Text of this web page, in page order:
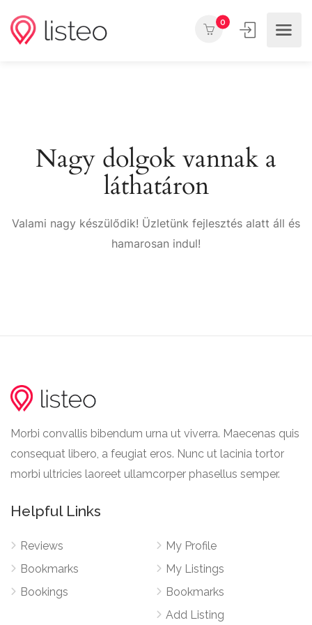
0
Nagy dolgok vannak a
láthatáron
Valami nagy készülődik! Üzletünk fejlesztés alatt áll és
hamarosan indul!
Morbi convallis bibendum urna ut viverra. Maecenas quis
consequat libero, a feugiat eros. Nunc ut lacinia tortor
morbi ultricies laoreet ullamcorper phasellus semper.
Helpful Links
Reviews
Bookmarks
Bookings
My Profile
My Listings
Bookmarks
Add Listing